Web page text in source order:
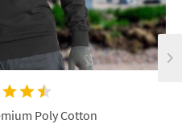
Poly Cotton